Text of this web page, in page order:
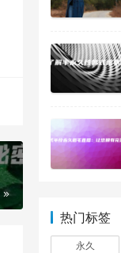
热门标签
永久